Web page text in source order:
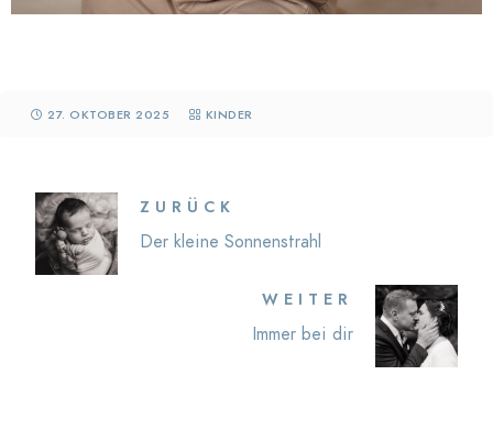
27. OKTOBER 2025 KINDER
ZURÜCK
Der kleine Sonnenstrahl
WEITER
Immer bei dir